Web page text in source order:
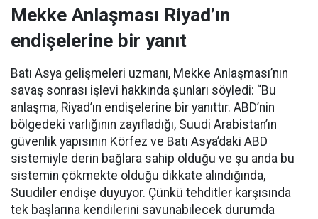
Mekke Anlaşması Riyad’ın
endişelerine bir yanıt
Batı Asya gelişmeleri uzmanı, Mekke Anlaşması’nın
savaş sonrası işlevi hakkında şunları söyledi: “Bu
anlaşma, Riyad’ın endişelerine bir yanıttır. ABD’nin
bölgedeki varlığının zayıfladığı, Suudi Arabistan’ın
güvenlik yapısının Körfez ve Batı Asya’daki ABD
sistemiyle derin bağlara sahip olduğu ve şu anda bu
sistemin çökmekte olduğu dikkate alındığında,
Suudiler endişe duyuyor. Çünkü tehditler karşısında
tek başlarına kendilerini savunabilecek durumda